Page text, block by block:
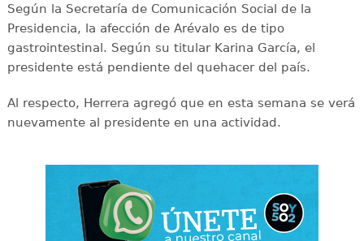
Según la Secretaría de Comunicación Social de la
Presidencia, la afección de Arévalo es de tipo
gastrointestinal. Según su titular Karina García, el
presidente está pendiente del quehacer del país.
Al respecto, Herrera agregó que en esta semana se verá
nuevamente al presidente en una actividad.